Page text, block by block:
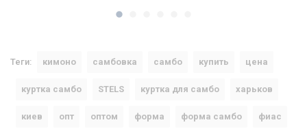
Теги: кимоно самбовка самбо купить цена
куртка самбо STELS куртка для самбо харьков
киев опт оптом форма форма самбо фиас